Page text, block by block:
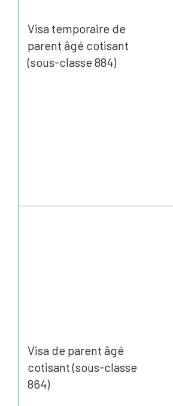
Visa temporaire de
parent âgé cotisant
(sous-classe 884)
Visa de parent âgé
cotisant (sous-classe
864)